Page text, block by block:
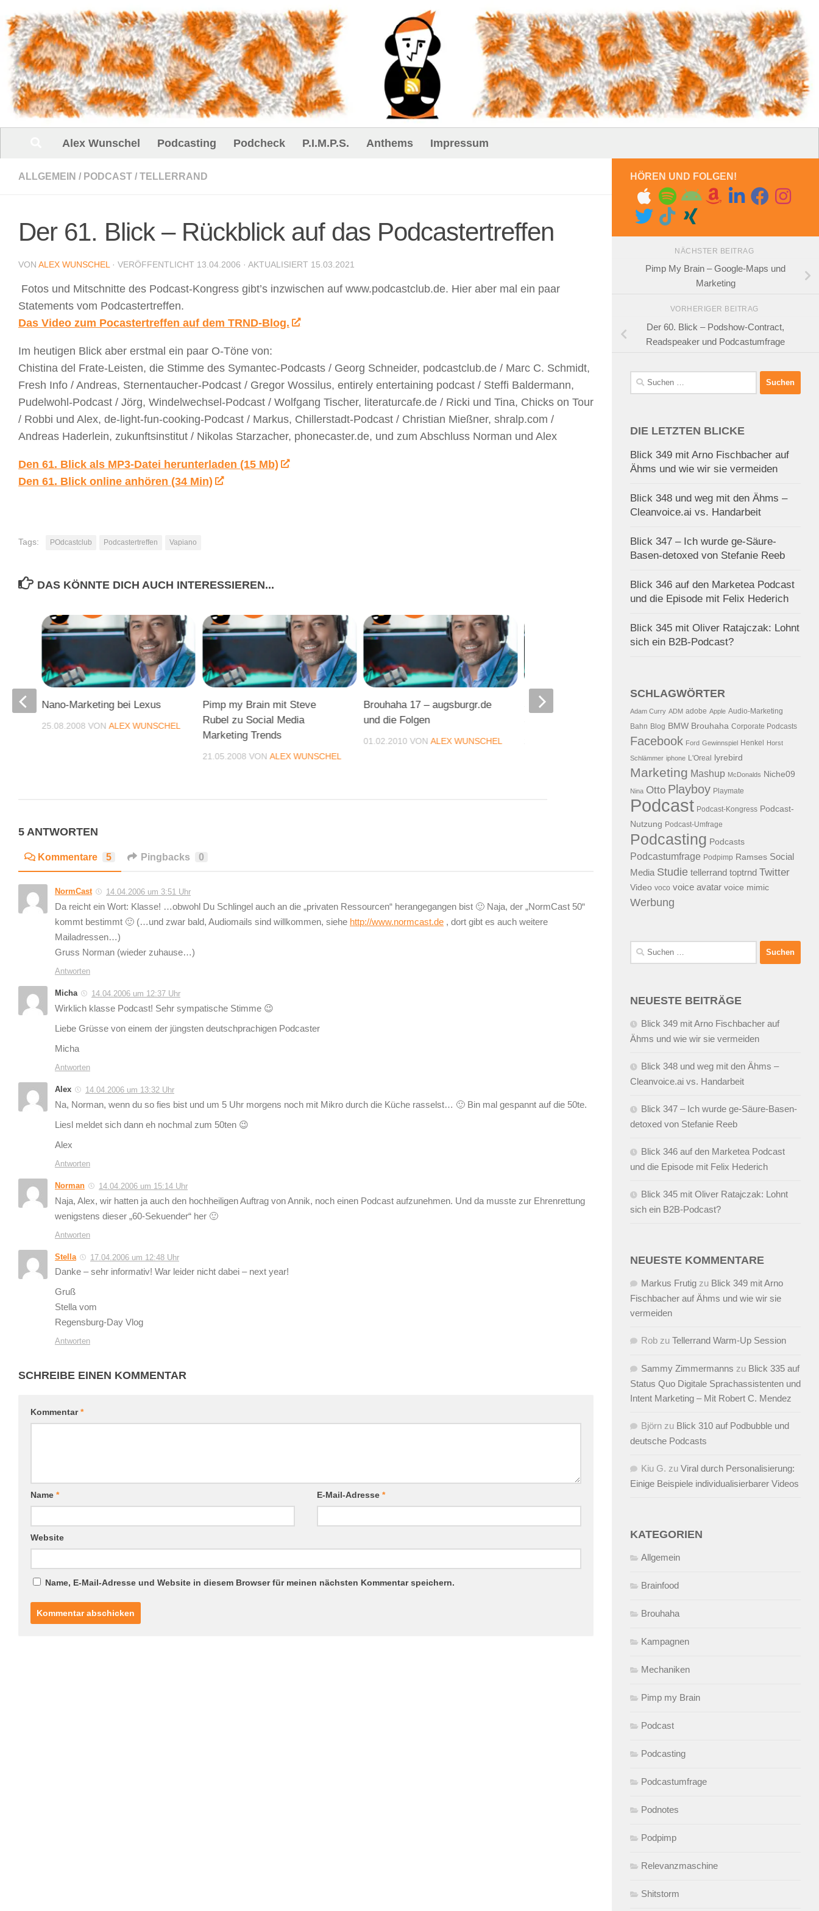
Unter dem Inhalt
Alex Wunschel Podcasting Podcheck P.I.M.P.S. Anthems Impressum
ALLGEMEIN / PODCAST / TELLERRAND
Der 61. Blick – Rückblick auf das Podcastertreffen
VON ALEX WUNSCHEL · VERÖFFENTLICHT 13.04.2006 · AKTUALISIERT 15.03.2021
Fotos und Mitschnitte des Podcast-Kongress gibt’s inzwischen auf www.podcastclub.de. Hier aber mal ein paar
Statements vom Podcastertreffen.
Das Video zum Pocastertreffen auf dem TRND-Blog.
Im heutigen Blick aber erstmal ein paar O-Töne von:
Chistina del Frate-Leisten, die Stimme des Symantec-Podcasts / Georg Schneider, podcastclub.de / Marc C. Schmidt,
Fresh Info / Andreas, Sternentaucher-Podcast / Gregor Wossilus, entirely entertaining podcast / Steffi Baldermann,
Pudelwohl-Podcast / Jörg, Windelwechsel-Podcast / Wolfgang Tischer, literaturcafe.de / Ricki und Tina, Chicks on Tour
/ Robbi und Alex, de-light-fun-cooking-Podcast / Markus, Chillerstadt-Podcast / Christian Mießner, shralp.com /
Andreas Haderlein, zukunftsinstitut / Nikolas Starzacher, phonecaster.de, und zum Abschluss Norman und Alex
Den 61. Blick als MP3-Datei herunterladen (15 Mb)
Den 61. Blick online anhören (34 Min)
Tags: POdcastclub Podcastertreffen Vapiano
DAS KÖNNTE DICH AUCH INTERESSIEREN...
Pimp my Brain mit Steve
Rubel zu Social Media
Marketing Trends
21.05.2008 VONALEX WUNSCHEL
Brouhaha 17 – augsburgr.de
und die Folgen
01.02.2010 VONALEX WUNSCHEL
So sieht Vatertags-Arbeit in
ALEX WUNSCHEL 03.11.2005VONALEX
Nano-Marketing bei Lexus
25.08.2008 VONALEX WUNSCHEL
5 ANTWORTEN
Kommentare 5 Pingbacks 0
NormCast 14.04.2006 um 3:51 Uhr
Da reicht ein Wort: Klasse! …obwohl Du Schlingel auch an die „privaten Ressourcen“ herangegangen bist 🙂 Naja, der „NormCast 50“
kommt bestimmt 🙂 (…und zwar bald, Audiomails sind willkommen, siehe http://www.normcast.de , dort gibt es auch weitere
Mailadressen…)
Gruss Norman (wieder zuhause…)
Antworten
Micha 14.04.2006 um 12:37 Uhr
Wirklich klasse Podcast! Sehr sympatische Stimme 😉
Liebe Grüsse von einem der jüngsten deutschprachigen Podcaster
Micha
Antworten
Alex 14.04.2006 um 13:32 Uhr
Na, Norman, wenn du so fies bist und um 5 Uhr morgens noch mit Mikro durch die Küche rasselst… 🙂 Bin mal gespannt auf die 50te.
Liesl meldet sich dann eh nochmal zum 50ten 😉
Alex
Antworten
Norman 14.04.2006 um 15:14 Uhr
Naja, Alex, wir hatten ja auch den hochheiligen Auftrag von Annik, noch einen Podcast aufzunehmen. Und da musste zur Ehrenrettung
wenigstens dieser „60-Sekuender“ her 🙂
Antworten
Stella 17.04.2006 um 12:48 Uhr
Danke – sehr informativ! War leider nicht dabei – next year!
Gruß
Stella vom
Regensburg-Day Vlog
Antworten
SCHREIBE EINEN KOMMENTAR
Kommentar*
Name * E-Mail-Adresse*
Website
Name, E-Mail-Adresse und Website in diesem Browser für meinen nächsten Kommentar speichern.
HÖREN UND FOLGEN!
NÄCHSTER BEITRAG
Pimp My Brain – Google-Maps und
Marketing
VORHERIGER BEITRAG
Der 60. Blick – Podshow-Contract,
Readspeaker und Podcastumfrage
Suchen
nach:
DIE LETZTEN BLICKE
Blick 349 mit Arno Fischbacher auf
Ähms und wie wir sie vermeiden
Blick 348 und weg mit den Ähms –
Cleanvoice.ai vs. Handarbeit
Blick 347 – Ich wurde ge-Säure-
Basen-detoxed von Stefanie Reeb
Blick 346 auf den Marketea Podcast
und die Episode mit Felix Hederich
Blick 345 mit Oliver Ratajczak: Lohnt
sich ein B2B-Podcast?
SCHLAGWÖRTER
Adam Curry ADM adobe Apple Audio-Marketing
Bahn Blog BMW Brouhaha Corporate Podcasts
Facebook Ford Gewinnspiel Henkel Horst
Schlämmer iphone L'Oreal lyrebird
Marketing Mashup McDonalds Niche09
Nina Otto Playboy Playmate
Podcast Podcast-Kongress Podcast-
Nutzung Podcast-Umfrage
Podcasting Podcasts
Podcastumfrage Podpimp Ramses Social
Media Studie tellerrand toptrnd Twitter
Video voco voice avatar voice mimic
Werbung
Suchen
nach:
NEUESTE BEITRÄGE
Blick 349 mit Arno Fischbacher auf
Ähms und wie wir sie vermeiden
Blick 348 und weg mit den Ähms –
Cleanvoice.ai vs. Handarbeit
Blick 347 – Ich wurde ge-Säure-Basen-
detoxed von Stefanie Reeb
Blick 346 auf den Marketea Podcast
und die Episode mit Felix Hederich
Blick 345 mit Oliver Ratajczak: Lohnt
sich ein B2B-Podcast?
NEUESTE KOMMENTARE
Markus Frutig zu Blick 349 mit Arno
Fischbacher auf Ähms und wie wir sie
vermeiden
Rob zu Tellerrand Warm-Up Session
Sammy Zimmermanns zu Blick 335 auf
Status Quo Digitale Sprachassistenten und
Intent Marketing – Mit Robert C. Mendez
Björn zu Blick 310 auf Podbubble und
deutsche Podcasts
Kiu G. zu Viral durch Personalisierung:
Einige Beispiele individualisierbarer Videos
KATEGORIEN
Allgemein
Brainfood
Brouhaha
Kampagnen
Mechaniken
Pimp my Brain
Podcast
Podcasting
Podcastumfrage
Podnotes
Podpimp
Relevanzmaschine
Shitstorm